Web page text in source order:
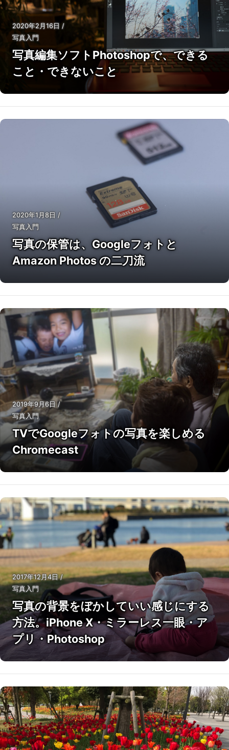
2020年2月16日/
写真入門
写真編集ソフトPhotoshopで、できる
こと・できないこと
2020年1月8日/
写真入門
写真の保管は、Googleフォトと
Amazon Photos の二刀流
2019年9月6日/
写真入門
TVでGoogleフォトの写真を楽しめる
Chromecast
2017年12月4日/
写真入門
写真の背景をぼかしていい感じにする
方法。iPhone X・ミラーレス一眼・ア
プリ・Photoshop